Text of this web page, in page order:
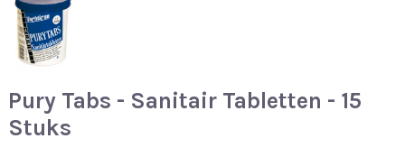
Pury Tabs - Sanitair Tabletten - 15
Stuks